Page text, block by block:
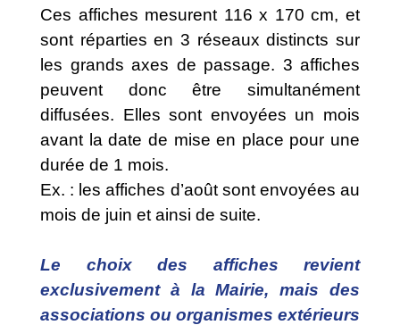
Ces affiches mesurent 116 x 170 cm, et
sont réparties en 3 réseaux distincts sur
les grands axes de passage. 3 affiches
peuvent donc être simultanément
diffusées. Elles sont envoyées un mois
avant la date de mise en place pour une
durée de 1 mois.
Ex. : les affiches d’août sont envoyées au
mois de juin et ainsi de suite.
Le choix des affiches revient
exclusivement à la Mairie, mais des
associations ou organismes extérieurs